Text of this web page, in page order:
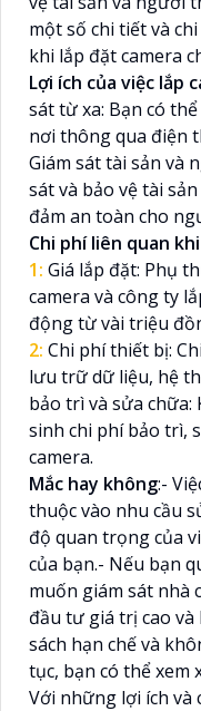
một số chi tiết và
khi lắp đặt camera
Lợi ích của việc lắp
sát từ xa: Bạn có
nơi thông qua điện
Giám sát tài sản và
sát và bảo vệ tài
đảm an toàn cho
Chi phí liên quan
1: Giá lắp đặt: Phụ
camera và công ty
động từ vài triệu
2: Chi phí thiết bị:
lưu trữ dữ liệu, hệ
bảo trì và sửa
sinh chi phí bảo trì,
camera.
Mắc hay không:-
thuộc vào nhu cầu
độ quan trọng của
của bạn.- Nếu bạn
muốn giám sát nhà
đầu tư giá trị cao và
sách hạn chế và
tục, bạn có thể xem
Với những lợi ích và